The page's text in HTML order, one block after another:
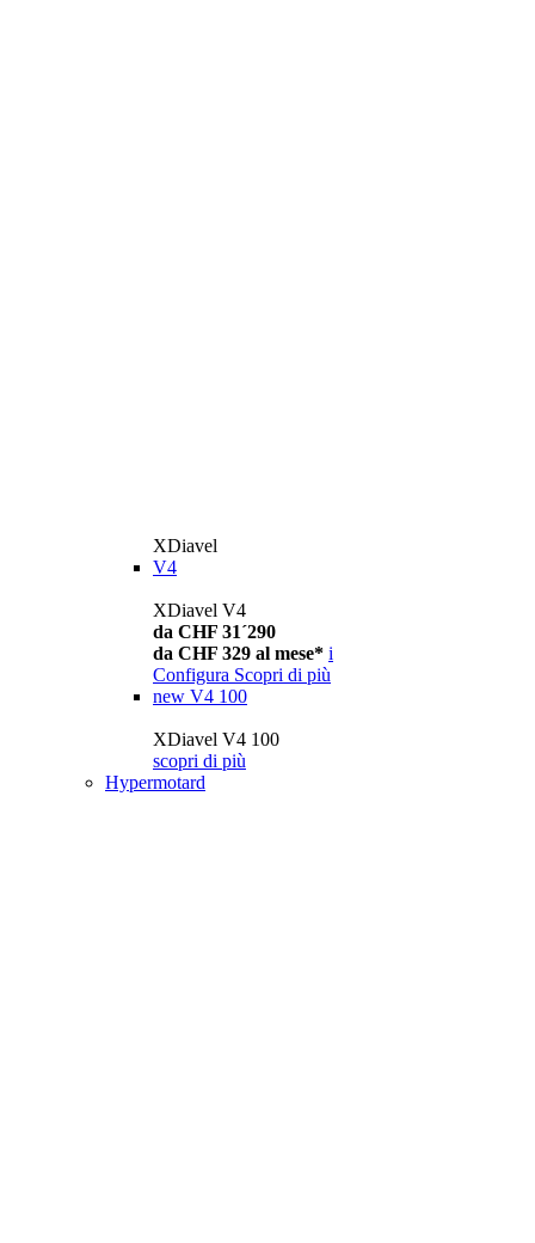
XDiavel
V4
XDiavel V4
da CHF 31´290
da CHF 329 al mese* i
Configura Scopri di più
new V4 100
XDiavel V4 100
scopri di più
Hypermotard